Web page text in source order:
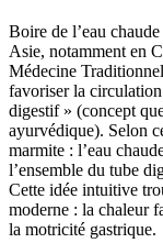
Boire de l’eau
Asie, notamment en
Médecine
favoriser la
digestif » (concept
ayurvédique). Selon
marmite : l’eau
l’ensemble du tube
Cette idée intuitive
moderne : la chaleur
la motricité gastrique.